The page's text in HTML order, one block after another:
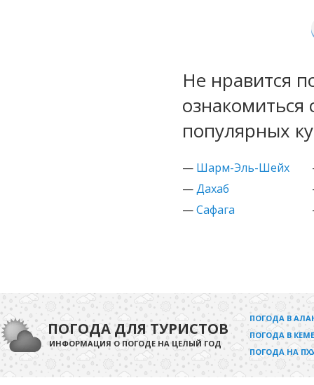
Не нравится
популярных
— Шарм-Эль-Шейх
—Дахаб
—Сафага
ПОГОДА ДЛЯ ТУРИСТОВ
ИНФОРМАЦИЯ О ПОГОДЕ НА ЦЕЛЫЙ ГОД
ПОГОДА В
ПОГОДА В
ПОГОДА НА